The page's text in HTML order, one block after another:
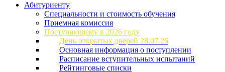
Абитуриенту
Специальности и стоимость обучения
Приемная комиссия
Поступающему в 2026 году
День открытых дверей 28.07.26
Основная информация о поступлении
Расписание вступительных испытаний
Рейтинговые списки